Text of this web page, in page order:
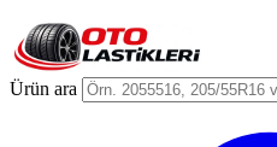
Ürün ara